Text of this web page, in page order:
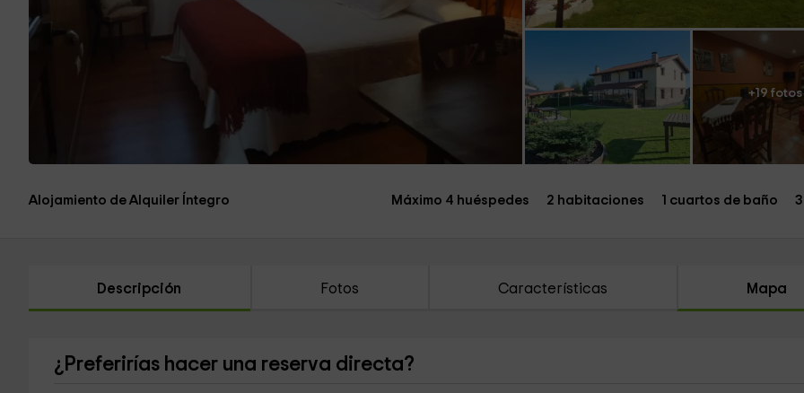
+19 fotos
Alojamiento de Alquiler Íntegro Máximo 4 huéspedes 2 habitaciones 1 cuartos de baño
Descripción Fotos Características Mapa
¿Preferirías hacer una reserva directa?